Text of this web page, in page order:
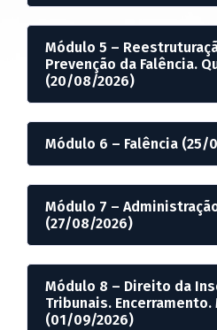
Módulo 5 –
Prevenção da Falência.
(20/08/2026)
Módulo 6 – Falência (25/
Módulo 7 –
(27/08/2026)
Módulo 8 – Direito da
Tribunais. Encerramento.
(01/09/2026)